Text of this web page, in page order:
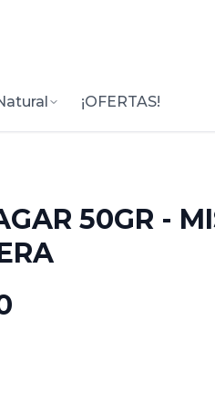
¡OFERTAS!
50GR -